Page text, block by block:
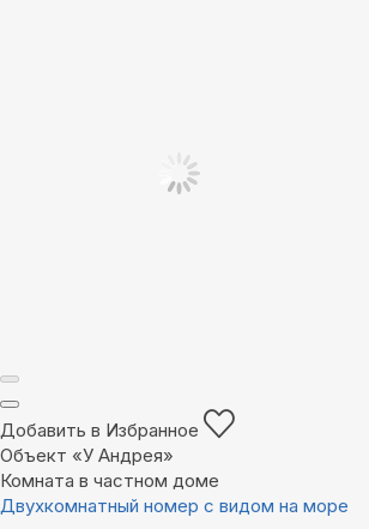
Добавить в Избранное
Объект «У Андрея»
Комната в частном доме
Двухкомнатный номер с видом на море